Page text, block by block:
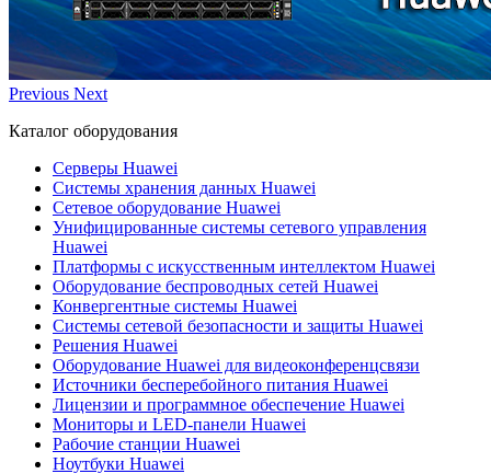
Previous Next
Каталог оборудования
Серверы Huawei
Системы хранения данных Huawei
Сетевое оборудование Huawei
Унифицированные системы сетевого управления
Huawei
Платформы с искусственным интеллектом Huawei
Оборудование беспроводных сетей Huawei
Конвергентные системы Huawei
Системы сетевой безопасности и защиты Huawei
Решения Huawei
Оборудование Huawei для видеоконференцсвязи
Источники бесперебойного питания Huawei
Лицензии и программное обеспечение Huawei
Мониторы и LED-панели Huawei
Рабочие станции Huawei
Ноутбуки Huawei